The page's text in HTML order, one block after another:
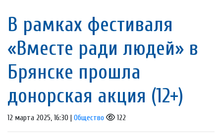
В рамках фестиваля
«Вместе ради людей» в
Брянске прошла
донорская акция (12+)
12 марта 2025, 16:30 | Общество 122